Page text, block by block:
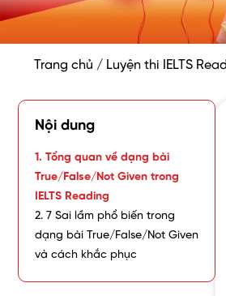
Trang chủ / Luyện thi IELTS
Nội dung
1. Tổng quan về dạng bài
True/False/Not Given trong
IELTS Reading
2. 7 Sai lầm phổ biến trong
dạng bài True/False/Not Given
và cách khắc phục